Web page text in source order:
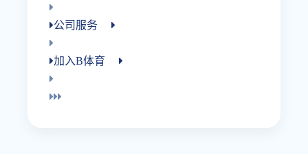
公司服务
加入B体育